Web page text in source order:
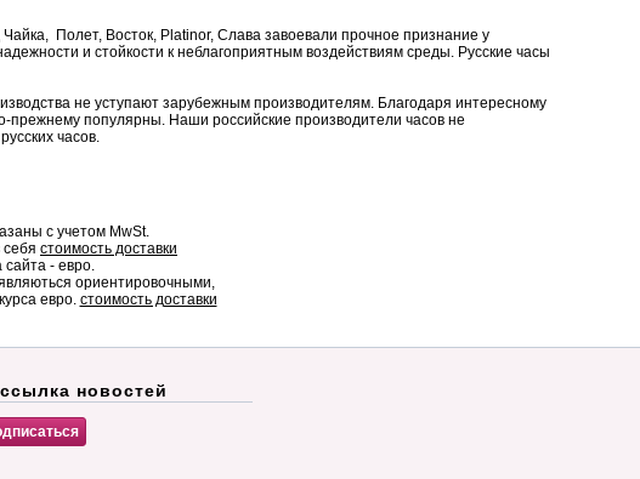
Полет, Восток, Platinor, Слава завоевали прочное признание у
и стойкости к неблагоприятным воздействиям среды. Русские часы
не уступают зарубежным производителям. Благодаря интересному
прежнему популярны. Наши российские производители часов не
часов.
с учетом MwSt.
себя стоимость доставки
- евро.
ориентировочными,
евро. стоимость доставки
новостей